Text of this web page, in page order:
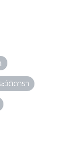
วัติดารา